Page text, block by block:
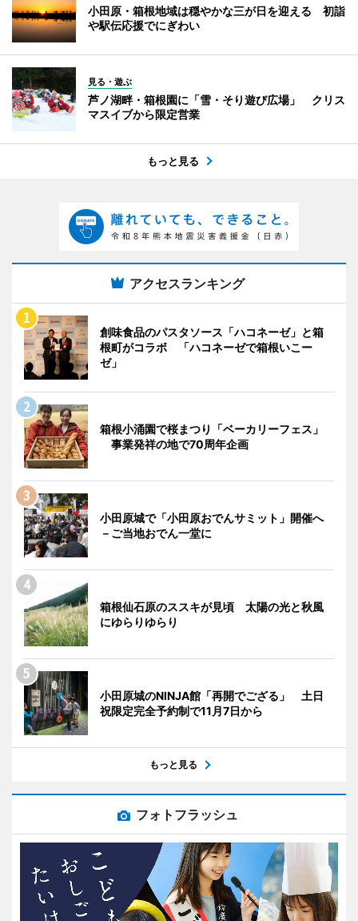
小田原・箱根地域は穏やかな三が日を迎える 初詣
や駅伝応援でにぎわい
見る・遊ぶ
芦ノ湖畔・箱根園に「雪・そり遊び広場」 クリス
マスイブから限定営業
もっと見る
アクセスランキング
創味食品のパスタソース「ハコネーゼ」と箱
根町がコラボ 「ハコネーゼで箱根いこー
ゼ」
箱根小涌園で桜まつり「ベーカリーフェス」
事業発祥の地で70周年企画
小田原城で「小田原おでんサミット」開催へ
－ご当地おでん一堂に
箱根仙石原のススキが見頃 太陽の光と秋風
にゆらりゆらり
小田原城のNINJA館「再開でござる」 土日
祝限定完全予約制で11月7日から
もっと見る
フォトフラッシュ